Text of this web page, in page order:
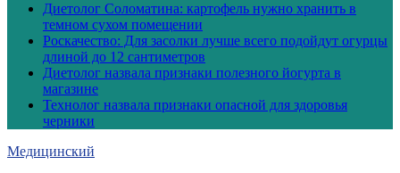
Диетолог Соломатина: картофель нужно хранить в
темном сухом помещении
Роскачество: Для засолки лучше всего подойдут огурцы
длиной до 12 сантиметров
Диетолог назвала признаки полезного йогурта в
магазине
Технолог назвала признаки опасной для здоровья
черники
Медицинский